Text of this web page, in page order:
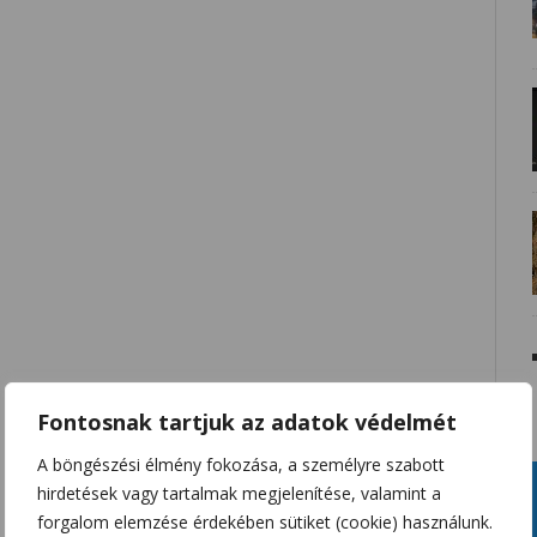
Fontosnak tartjuk az adatok védelmét
A böngészési élmény fokozása, a személyre szabott
hirdetések vagy tartalmak megjelenítése, valamint a
forgalom elemzése érdekében sütiket (cookie) használunk.